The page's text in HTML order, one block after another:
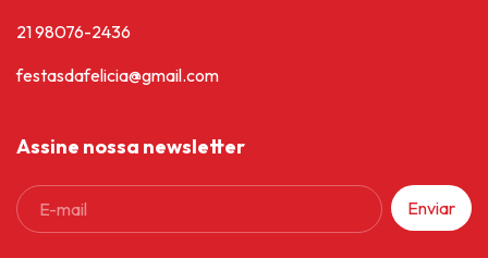
21 98076-2436
festasdafelicia@gmail.com
Assine nossa newsletter